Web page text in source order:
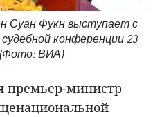
Суан Фукн выступает с
конференции 23
ВИА)
премьер-министр